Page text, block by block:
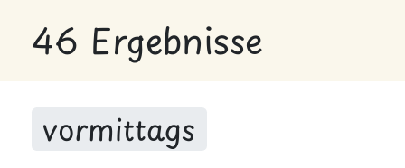
46 Ergebnisse
vormittags